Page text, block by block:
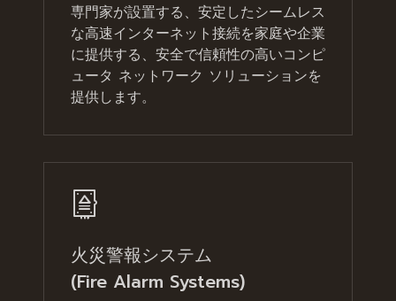
専門家が設置する、安定したシームレス
な高速インターネット接続を家庭や企業
に提供する、安全で信頼性の高いコンピ
ュータ ネットワーク ソリューションを
提供します。
火災警報システム
(Fire Alarm Systems)